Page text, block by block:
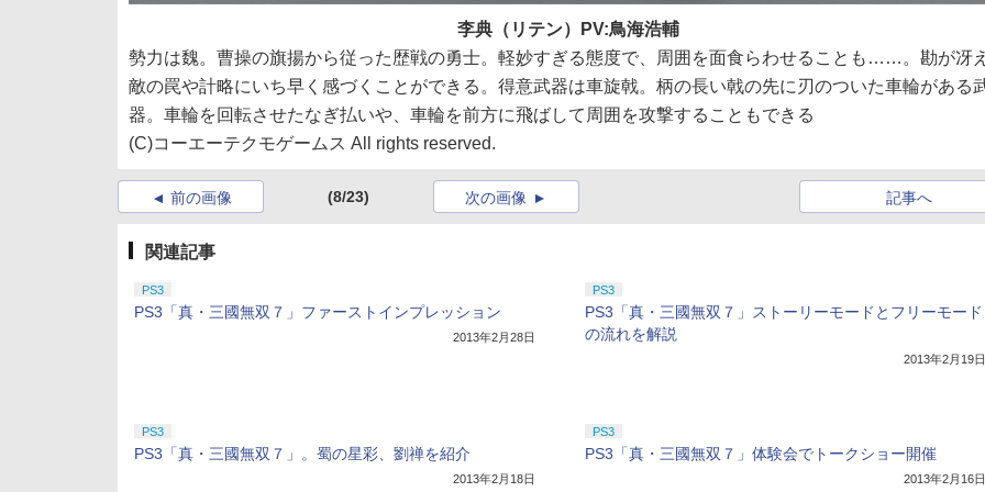
李典（リテン）PV:鳥海浩輔
勢力は魏。曹操の旗揚から従った歴戦の勇士。軽妙すぎる態度で、周囲を面食らわせることも……。勘が冴え
敵の罠や計略にいち早く感づくことができる。得意武器は車旋戟。柄の長い戟の先に刃のついた車輪がある
器。車輪を回転させたなぎ払いや、車輪を前方に飛ばして周囲を攻撃することもできる
(C)コーエーテクモゲームス All rights reserved.
前の画像 (8/23) 記事へ
次の画像
関連記事
PS3
PS3「真・三國無双７」ファーストインプレッション
2013年2月28日
PS3
PS3「真・三國無双７」ストーリーモードとフリーモード
の流れを解説
2013年2月19日
PS3
PS3「真・三國無双７」。蜀の星彩、劉禅を紹介
2013年2月18日
PS3
PS3「真・三國無双７」体験会でトークショー開催
2013年2月16日